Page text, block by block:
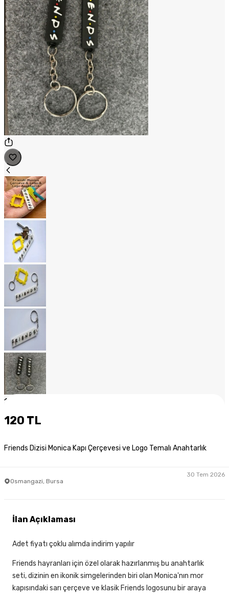
1
120 TL
Friends Dizisi Monica Kapı Çerçevesi ve Logo Temalı Anahtarlık
Osmangazi, Bursa
30 Tem 2026
İlan Açıklaması
Adet fiyatı çoklu alımda indirim yapılır
Friends hayranları için özel olarak hazırlanmış bu anahtarlık
seti, dizinin en ikonik simgelerinden biri olan Monica'nın mor
kapısındaki sarı çerçeve ve klasik Friends logosunu bir araya